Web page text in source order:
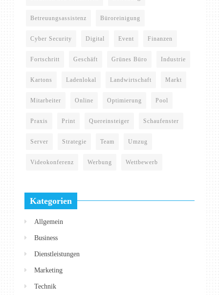
Betreuungsassistenz Büroreinigung
Cyber Security Digital Event Finanzen
Fortschritt Geschäft Grünes Büro Industrie
Kartons Ladenlokal Landwirtschaft Markt
Mitarbeiter Online Optimierung Pool
Praxis Print Quereinsteiger Schaufenster
Server Strategie Team Umzug
Videokonferenz Werbung Wettbewerb
Kategorien
Allgemein
Business
Dienstleistungen
Marketing
Technik